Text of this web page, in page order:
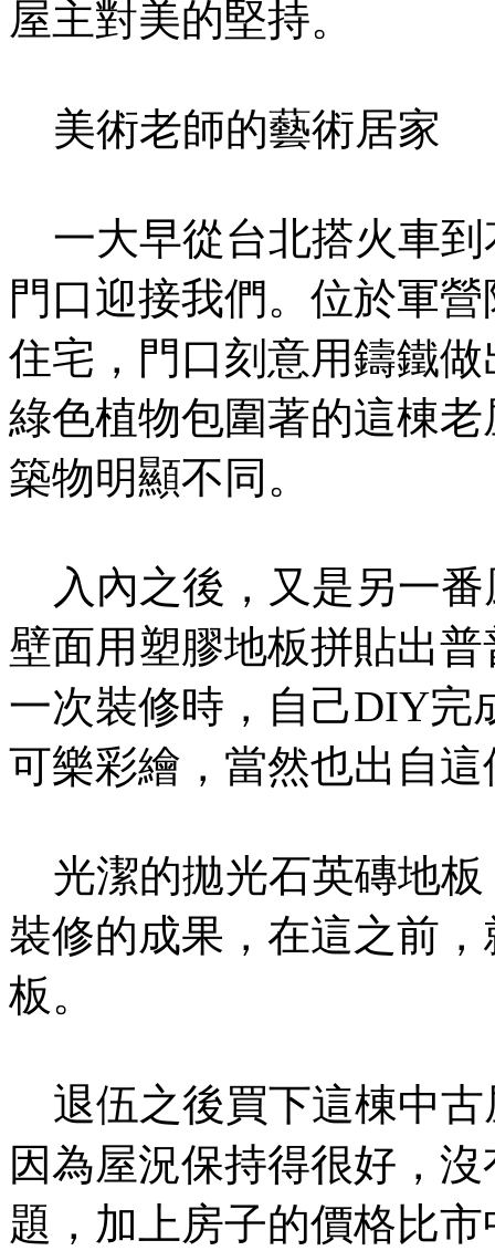
屋主對美的堅持。
美術老師的藝術居家
一大早從台北搭火車到
門口迎接我們。位於軍
住宅，門口刻意用鑄鐵
綠色植物包圍著的這棟
築物明顯不同。
入內之後，又是另一番
壁面用塑膠地板拼貼出
一次裝修時，自己DIY完
可樂彩繪，當然也出自
光潔的拋光石英磚地板
裝修的成果，在這之前
板。
退伍之後買下這棟中古
因為屋況保持得很好，
題，加上房子的價格比